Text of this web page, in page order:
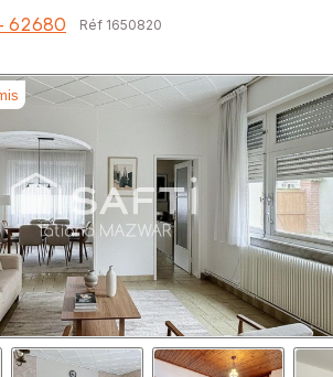
62680 Réf 1650820